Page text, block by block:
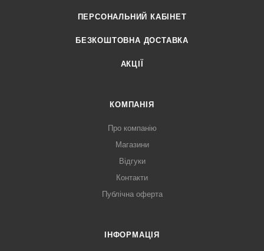
ПЕРСОНАЛЬНИЙ КАБІНЕТ
БЕЗКОШТОВНА ДОСТАВКА
АКЦІЇ
КОМПАНІЯ
Про компанію
Магазини
Відгуки
Контакти
Публічна оферта
ІНФОРМАЦІЯ